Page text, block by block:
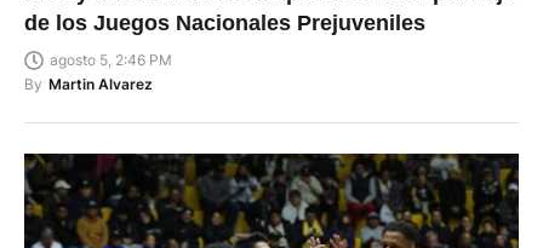
de los Juegos Nacionales Prejuveniles
agosto 5, 2:46 PM
By Martin Alvarez